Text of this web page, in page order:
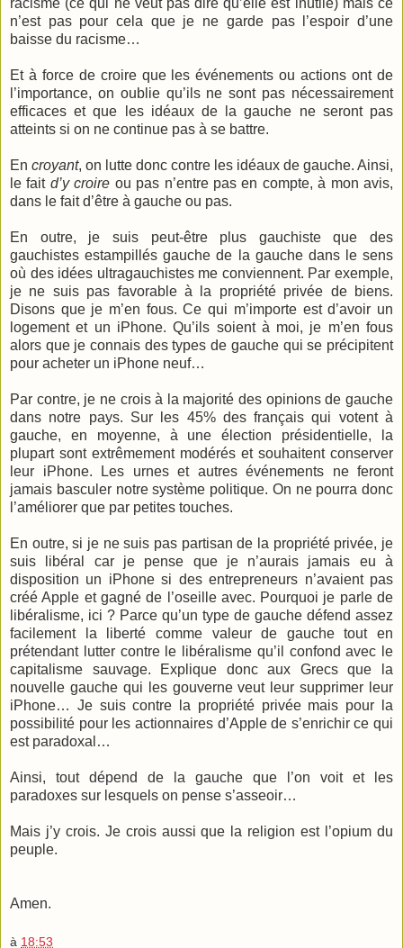
n’est pas pour cela que je ne garde pas l’espoir d’une
baisse du racisme…
Et à force de croire que les événements ou actions ont de
l’importance, on oublie qu’ils ne sont pas nécessairement
efficaces et que les idéaux de la gauche ne seront pas
atteints si on ne continue pas à se battre.
En croyant, on lutte donc contre les idéaux de gauche. Ainsi,
le fait d’y croire ou pas n’entre pas en compte, à mon avis,
dans le fait d’être à gauche ou pas.
En outre, je suis peut-être plus gauchiste que des
gauchistes estampillés gauche de la gauche dans le sens
où des idées ultragauchistes me conviennent. Par exemple,
je ne suis pas favorable à la propriété privée de biens.
Disons que je m’en fous. Ce qui m’importe est d’avoir un
logement et un iPhone. Qu’ils soient à moi, je m’en fous
alors que je connais des types de gauche qui se précipitent
pour acheter un iPhone neuf…
Par contre, je ne crois à la majorité des opinions de gauche
dans notre pays. Sur les 45% des français qui votent à
gauche, en moyenne, à une élection présidentielle, la
plupart sont extrêmement modérés et souhaitent conserver
leur iPhone. Les urnes et autres événements ne feront
jamais basculer notre système politique. On ne pourra donc
l’améliorer que par petites touches.
En outre, si je ne suis pas partisan de la propriété privée, je
suis libéral car je pense que je n’aurais jamais eu à
disposition un iPhone si des entrepreneurs n’avaient pas
créé Apple et gagné de l’oseille avec. Pourquoi je parle de
libéralisme, ici ? Parce qu’un type de gauche défend assez
facilement la liberté comme valeur de gauche tout en
prétendant lutter contre le libéralisme qu’il confond avec le
capitalisme sauvage. Explique donc aux Grecs que la
nouvelle gauche qui les gouverne veut leur supprimer leur
iPhone… Je suis contre la propriété privée mais pour la
possibilité pour les actionnaires d’Apple de s’enrichir ce qui
est paradoxal…
Ainsi, tout dépend de la gauche que l’on voit et les
paradoxes sur lesquels on pense s’asseoir…
Mais j’y crois. Je crois aussi que la religion est l’opium du
peuple.
Amen.
à 18:53